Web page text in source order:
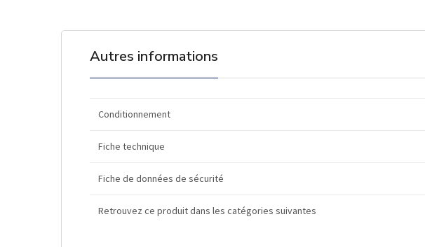
Autres informations
Conditionnement
Fiche technique
Fiche de données de sécurité
Retrouvez ce produit dans les catégories suivantes